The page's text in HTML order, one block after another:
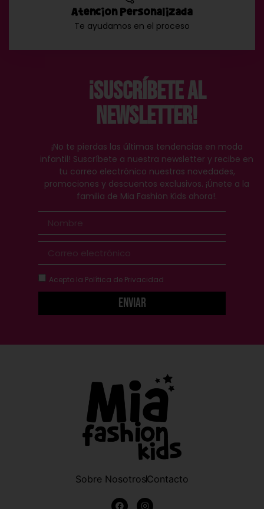
Atención Personalizada
Te ayudamos en el proceso
¡Suscríbete al
Newsletter!
¡No te pierdas las últimas tendencias en moda
infantil! Suscríbete a nuestra newsletter y recibe en
tu correo electrónico nuestras novedades,
promociones y descuentos exclusivos. ¡Únete a la
familia de Mia Fashion Kids ahora!.
Acepto la Política de Privacidad
Enviar
Sobre NosotrosContacto